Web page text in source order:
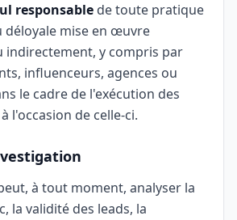
responsable de toute pratique
déloyale mise en œuvre
indirectement, y compris par
influenceurs, agences ou
le cadre de l'exécution des
l'occasion de celle-ci.
à tout moment, analyser la
la validité des leads, la